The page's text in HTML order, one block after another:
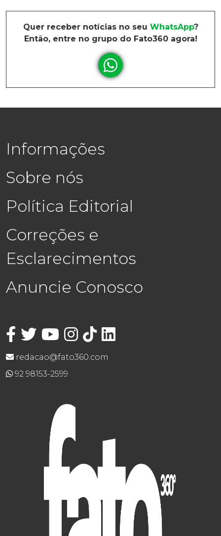
Quer receber notícias no seu WhatsApp?
Então, entre no grupo do Fato360 agora!
Informações
Sobre nós
Política Editorial
Correções e
Esclarecimentos
Anuncie Conosco
redacao@fato360.com
92 98153-2599